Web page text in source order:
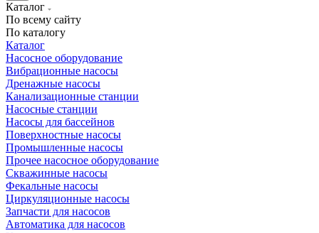
Каталог
По всему сайту
По каталогу
Каталог
Насосное оборудование
Вибрационные насосы
Дренажные насосы
Канализационные станции
Насосные станции
Насосы для бассейнов
Поверхностные насосы
Промышленные насосы
Прочее насосное оборудование
Скважинные насосы
Фекальные насосы
Циркуляционные насосы
Запчасти для насосов
Автоматика для насосов